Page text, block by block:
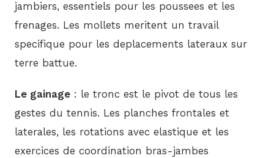
jambiers, essentiels pour les poussees et les
frenages. Les mollets meritent un travail
specifique pour les deplacements lateraux sur
terre battue.
Le gainage : le tronc est le pivot de tous les
gestes du tennis. Les planches frontales et
laterales, les rotations avec elastique et les
exercices de coordination bras-jambes